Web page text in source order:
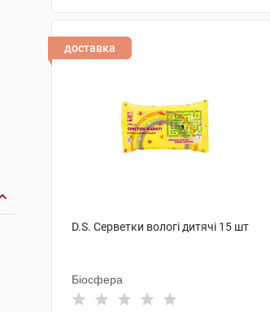
доставка
D.S. Серветки вологі дитячі 15 шт
Біосфера